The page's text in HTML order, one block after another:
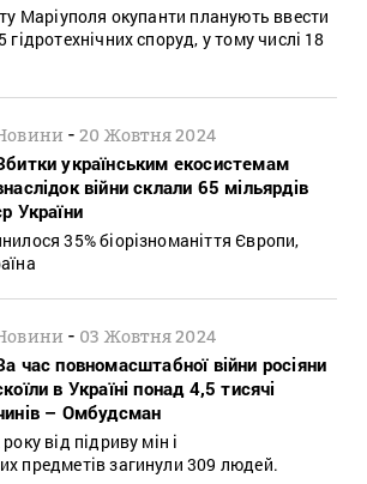
Маріуполя окупанти планують ввести
гідротехнічних споруд, у тому числі 18
-20 Жовтня 2024
українським екосистемам
війни склали 65 мільярдів
України
35% біорізноманіття Європи,
- 03 Жовтня 2024
час повномасштабної війни росіяни
в Україні понад 4,5 тисячі
– Омбудсман
від підриву мін і
предметів загинули 309 людей.